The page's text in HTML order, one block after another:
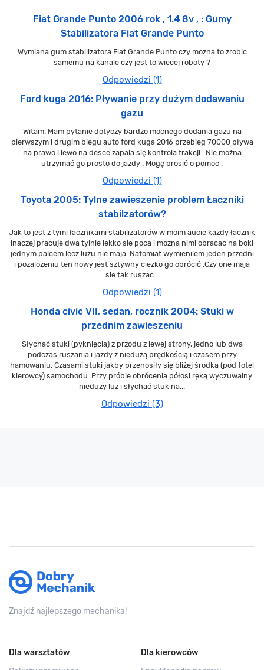
Fiat Grande Punto 2006 rok , 1.4 8v , : Gumy
Stabilizatora Fiat Grande Punto
Wymiana gum stabilizatora Fiat Grande Punto czy mozna to zrobic
samemu na kanale czy jest to wiecej roboty ?
Odpowiedzi (1)
Ford kuga 2016: Pływanie przy dużym dodawaniu
gazu
Witam. Mam pytanie dotyczy bardzo mocnego dodania gazu na
pierwszym i drugim biegu auto ford kuga 2016 przebieg 70000 pływa
na prawo i lewo na desce zapala się kontrola trakcji . Nie można
utrzymać go prosto do jazdy . Mogę prosić o pomoc .
Odpowiedzi (1)
Toyota 2005: Tylne zawieszenie problem Łaczniki
stabilzatorów?
Jak to jest z tymi łacznikami stabilizatorów w moim aucie kazdy łacznik
inaczej pracuje dwa tylnie lekko sie poca i mozna nimi obracac na boki
jednym palcem lecz luzu nie maja .Natomiat wymienilem jeden przedni
i pozalozeniu ten nowy jest sztywny ciezko go obrócić .Czy one maja
sie tak ruszac...
Odpowiedzi (1)
Honda civic VII, sedan, rocznik 2004: Stuki w
przednim zawieszeniu
Słychać stuki (pyknięcia) z przodu z lewej strony, jedno lub dwa
podczas ruszania i jazdy z niedużą prędkością i czasem przy
hamowaniu. Czasami stuki jakby przenosiły się bliżej środka (pod fotel
kierowcy) samochodu. Przy próbie obrócenia półosi ręką wyczuwalny
nieduży luz i słychać stuk na...
Odpowiedzi (3)
Znajdź najlepszego mechanika!
Dla warsztatów
Dla kierowców